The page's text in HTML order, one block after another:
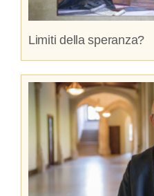
Limiti della speranza?